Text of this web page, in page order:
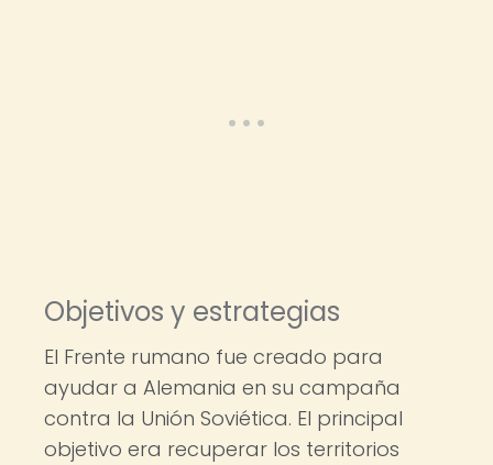
Objetivos y estrategias
El Frente rumano fue creado para
ayudar a Alemania en su campaña
contra la Unión Soviética. El principal
objetivo era recuperar los territorios